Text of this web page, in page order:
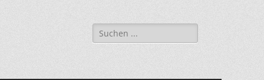
Suchen
nach: